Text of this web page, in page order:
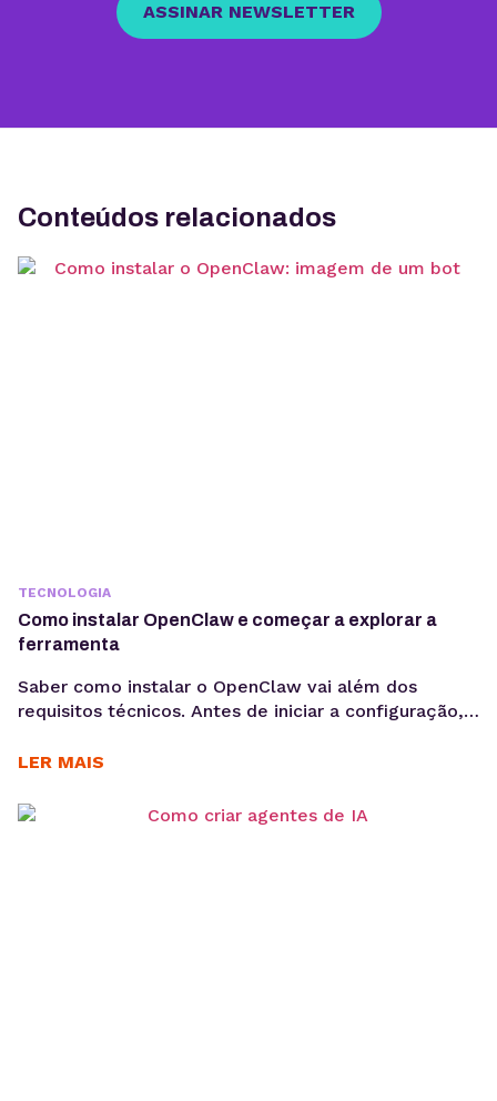
ASSINAR NEWSLETTER
Conteúdos relacionados
TECNOLOGIA
Como instalar OpenClaw e começar a explorar a
ferramenta
Saber como instalar o OpenClaw vai além dos
requisitos técnicos. Antes de iniciar a configuração,
casos de uso e como a ferramenta pode contribuir
OpenClaw centraliza a criação e operação de
LER MAIS